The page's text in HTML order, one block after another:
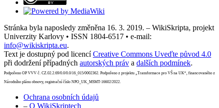
Stránka byla naposledy změněna 16. 3. 2019. – WikiSkripta, projekt
Univerzity Karlovy • ISSN 1804-6517 • e-mail:
info@wikiskripta.eu.
Text je dostupný pod licencíCreative Commons Uveďte původ 4.0
při dodržení případných autorských práv a dalších podmínek.
Podpořeno OP VVV č. CZ.02.2.69/0.0/0.0/16_015/0002362. Podpořeno z projektu „Transformace pro VŠ na UK“, financovaného z
Národního plánu obnovy, registrační číslo NPO_UK_MSMT-16602/2022.
Ochrana osobních údajů
– O WikiSkriptech